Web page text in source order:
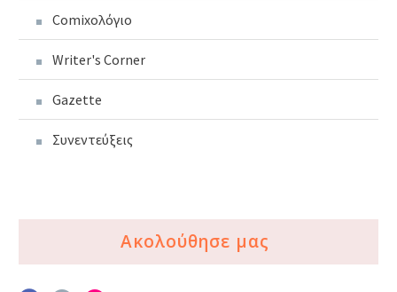
Comixoλόγιο
Writer's Corner
Gazette
Συνεντεύξεις
Ακολούθησε μας